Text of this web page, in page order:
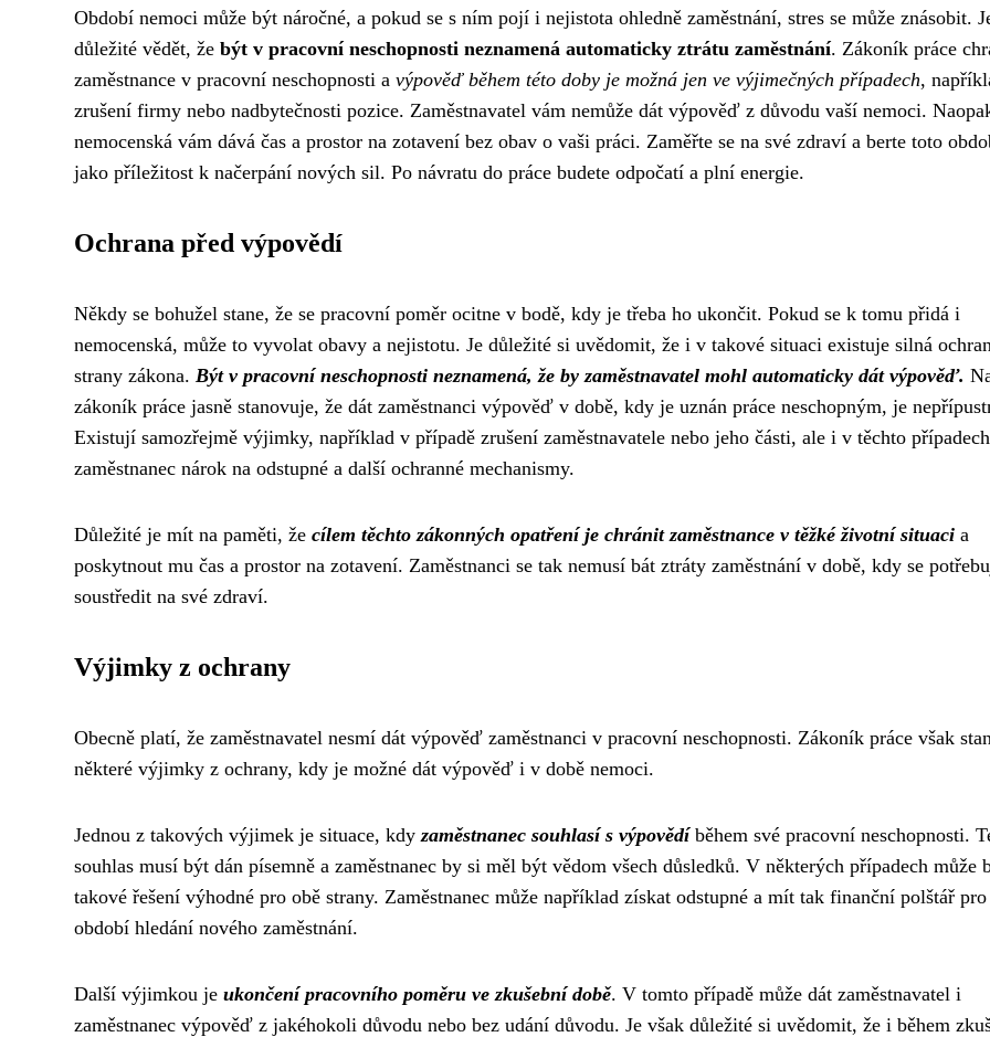
Období nemoci může být náročné, a pokud se s ním pojí i nejistota ohledně zaměstnání, stres se může znásobit.
důležité vědět, že být v pracovní neschopnosti neznamená automaticky ztrátu zaměstnání. Zákoník práce
zaměstnance v pracovní neschopnosti a výpověď během této doby je možná jen ve výjimečných případech,
zrušení firmy nebo nadbytečnosti pozice. Zaměstnavatel vám nemůže dát výpověď z důvodu vaší nemoci.
nemocenská vám dává čas a prostor na zotavení bez obav o vaši práci. Zaměřte se na své zdraví a berte toto
jako příležitost k načerpání nových sil. Po návratu do práce budete odpočatí a plní energie.
Ochrana před výpovědí
Někdy se bohužel stane, že se pracovní poměr ocitne v bodě, kdy je třeba ho ukončit. Pokud se k tomu přidá i
nemocenská, může to vyvolat obavy a nejistotu. Je důležité si uvědomit, že i v takové situaci existuje silná
strany zákona. Být v pracovní neschopnosti neznamená, že by zaměstnavatel mohl automaticky dát výpověď.
zákoník práce jasně stanovuje, že dát zaměstnanci výpověď v době, kdy je uznán práce neschopným, je
Existují samozřejmě výjimky, například v případě zrušení zaměstnavatele nebo jeho části, ale i v těchto
zaměstnanec nárok na odstupné a další ochranné mechanismy.
Důležité je mít na paměti, že cílem těchto zákonných opatření je chránit zaměstnance v těžké životní situaci a
poskytnout mu čas a prostor na zotavení. Zaměstnanci se tak nemusí bát ztráty zaměstnání v době, kdy se
soustředit na své zdraví.
Výjimky z ochrany
Obecně platí, že zaměstnavatel nesmí dát výpověď zaměstnanci v pracovní neschopnosti. Zákoník práce však
některé výjimky z ochrany, kdy je možné dát výpověď i v době nemoci.
Jednou z takových výjimek je situace, kdyzaměstnanec souhlasí s výpovědíběhem své pracovní neschopnosti.
souhlas musí být dán písemně a zaměstnanec by si měl být vědom všech důsledků. V některých případech může
takové řešení výhodné pro obě strany. Zaměstnanec může například získat odstupné a mít tak finanční polštář pro
období hledání nového zaměstnání.
Další výjimkou je ukončení pracovního poměru ve zkušební době. V tomto případě může dát zaměstnavatel i
zaměstnanec výpověď z jakéhokoli důvodu nebo bez udání důvodu. Je však důležité si uvědomit, že i během